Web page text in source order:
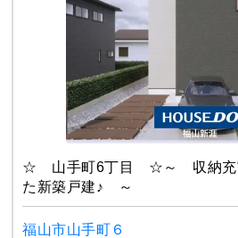
☆ 山手町6丁目 ☆～ 収納充
た新築戸建♪ ～
福山市山手町６